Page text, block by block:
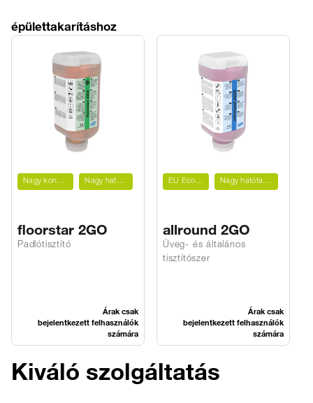
épülettakarításhoz
Nagy koncentrátum Nagy hatótávolság
floorstar 2GO
Padlótisztító
Árak csak
bejelentkezett felhasználók
számára
EU Ecolabel Nagy hatótávolság
allround 2GO
Üveg- és általános
tisztítószer
Árak csak
bejelentkezett felhasználók
számára
Kiváló szolgáltatás